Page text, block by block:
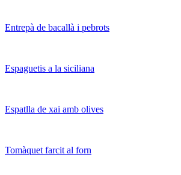
Entrepà de bacallà i pebrots
Espaguetis a la siciliana
Espatlla de xai amb olives
Tomàquet farcit al forn